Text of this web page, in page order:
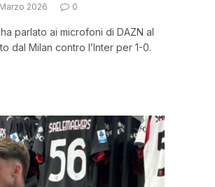
2026 0
parlato ai microfoni di DAZN al
dal Milan contro l’Inter per 1-0.